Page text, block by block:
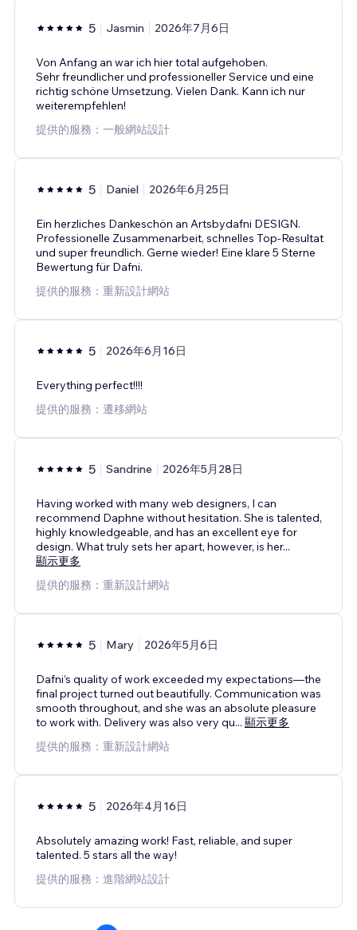
5 Jasmin 2026年7月6日
Von Anfang an war ich hier total aufgehoben.
Sehr freundlicher und professioneller Service und eine
richtig schöne Umsetzung. Vielen Dank. Kann ich nur
weiterempfehlen!
提供的服務：一般網站設計
5 Daniel 2026年6月25日
Ein herzliches Dankeschön an Artsbydafni DESIGN.
Professionelle Zusammenarbeit, schnelles Top-Resultat
und super freundlich. Gerne wieder! Eine klare 5 Sterne
Bewertung für Dafni.
提供的服務：重新設計網站
5 2026年6月16日
Everything perfect!!!!
提供的服務：遷移網站
5 Sandrine 2026年5月28日
Having worked with many web designers, I can
recommend Daphne without hesitation. She is talented,
highly knowledgeable, and has an excellent eye for
design. What truly sets her apart, however, is her...
顯示更多
提供的服務：重新設計網站
5 Mary 2026年5月6日
Dafni’s quality of work exceeded my expectations—the
final project turned out beautifully. Communication was
smooth throughout, and she was an absolute pleasure
to work with. Delivery was also very qu... 顯示更多
提供的服務：重新設計網站
5 2026年4月16日
Absolutely amazing work! Fast, reliable, and super
talented. 5 stars all the way!
提供的服務：進階網站設計